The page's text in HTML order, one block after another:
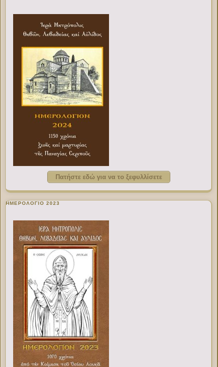
Πατήστε εδώ για να το ξεφυλλίσετε
ΗΜΕΡΟΛΟΓΙΟ 2023